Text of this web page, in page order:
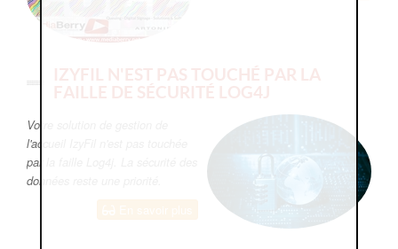
IZYFIL N'EST PAS TOUCHÉ PAR LA
FAILLE DE SÉCURITÉ LOG4J
Votre solution de gestion de
l'accueil IzyFil n'est pas touchée
par la faille Log4j. La sécurité des
données reste une priorité.